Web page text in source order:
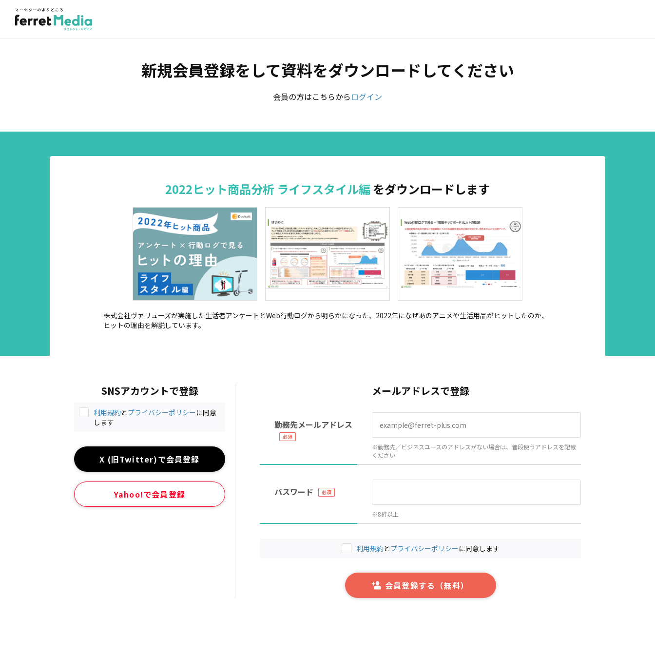
新規会員登録をして資料をダウンロードしてください
会員の方はこちらからログイン
2022ヒット商品分析 ライフスタイル編 をダウンロードします
株式会社ヴァリューズが実施した生活者アンケートとWeb行動ログから明らかになった、2022年になぜあのアニメや生活用品がヒットしたのか、
ヒットの理由を解説しています。
SNSアカウントで登録
利用規約とプライバシーポリシーに同意
します
X (旧Twitter)で会員登録
Yahoo!で会員登録
メールアドレスで登録
勤務先メールアドレス
※勤務先／ビジネスユースのアドレスがない場合は、普段使うアドレスを記載
ください
パスワード
※8桁以上
利用規約とプライバシーポリシーに同意します
会員登録する（無料）